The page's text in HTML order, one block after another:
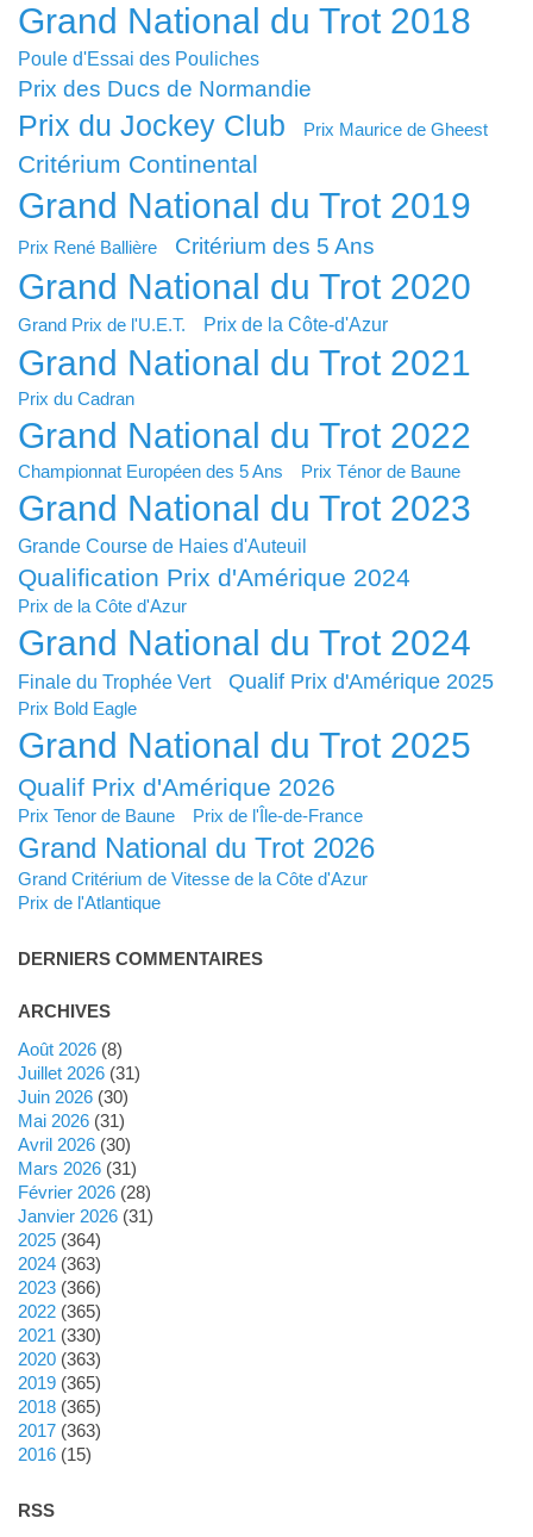
Grand National du Trot 2018
Poule d'Essai des Pouliches
Prix des Ducs de Normandie
Prix du Jockey Club Prix Maurice de Gheest
Critérium Continental
Grand National du Trot 2019
Prix René Ballière Critérium des 5 Ans
Grand National du Trot 2020
Grand Prix de l'U.E.T. Prix de la Côte-d'Azur
Grand National du Trot 2021
Prix du Cadran
Grand National du Trot 2022
Championnat Européen des 5 Ans Prix Ténor de Baune
Grand National du Trot 2023
Grande Course de Haies d'Auteuil
Qualification Prix d'Amérique 2024
Prix de la Côte d'Azur
Grand National du Trot 2024
Finale du Trophée Vert Qualif Prix d'Amérique 2025
Prix Bold Eagle
Grand National du Trot 2025
Qualif Prix d'Amérique 2026
Prix Tenor de Baune Prix de l'Île-de-France
Grand National du Trot 2026
Grand Critérium de Vitesse de la Côte d'Azur
Prix de l'Atlantique
DERNIERS COMMENTAIRES
ARCHIVES
août 2026(8)
juillet 2026(31)
juin 2026(30)
mai 2026(31)
avril 2026(30)
mars 2026(31)
février 2026(28)
janvier 2026(31)
2025(364)
2024(363)
2023(366)
2022(365)
2021 (330)
2020(363)
2019(365)
2018(365)
2017(363)
2016(15)
RSS